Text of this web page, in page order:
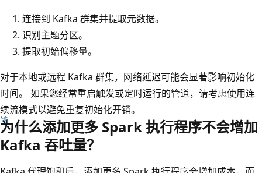
连接到 Kafka 群集并提取元数据。
识别主题分区。
提取初始偏移量。
对于本地或远程 Kafka 群集，网络延迟可能会显著影响初始化
时间。 如果您经常重启触发或定时运行的管道，请考虑使用连
续流模式以避免重复初始化开销。
为什么添加更多 Spark 执行程序不会增加
Kafka 吞吐量？